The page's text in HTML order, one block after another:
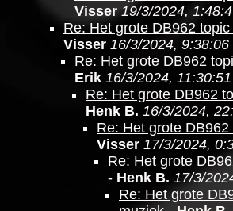
Visser 19/3/2024,
Re: Het grote DB962
Visser 16/3/2024, 9:38:06
Re: Het grote DB962
Erik 16/3/2024, 11:30:51
Re: Het grote DB962
Henk B. 16/3/2024,
Re: Het grote
Visser 17/3/2024,
Re: Het grote
- Henk B. 17/3/
Re: Het grote